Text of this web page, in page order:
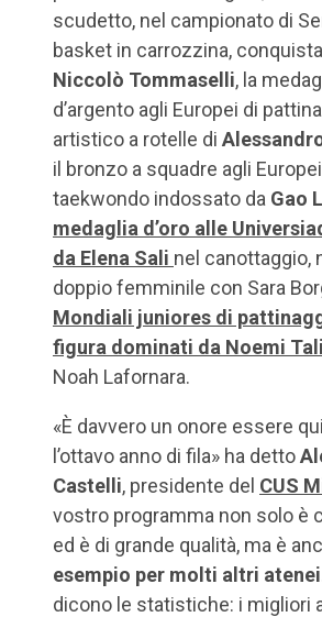
scudetto, nel campionato di
basket in carrozzina,
Niccolò Tommaselli, la
d’argento agli Europei di
artistico a rotelle di
il bronzo a squadre agli
taekwondo indossato da Gao
medaglia d’oro alle
da Elena Sali nel canottaggio,
doppio femminile con Sara
Mondiali juniores di
figura dominati da Noemi Tali
Noah Lafornara.
«È davvero un onore essere
l’ottavo anno di fila» ha detto
Castelli, presidente del CUS
vostro programma non solo è
ed è di grande qualità, ma è
esempio per molti altri atenei
dicono le statistiche: i migliori